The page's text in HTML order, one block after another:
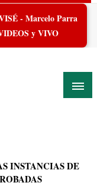
- Marcelo Parra
y VIVO
INSTANCIAS DE